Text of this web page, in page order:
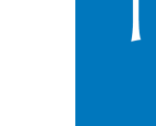
ולדמן:
מבט חדש